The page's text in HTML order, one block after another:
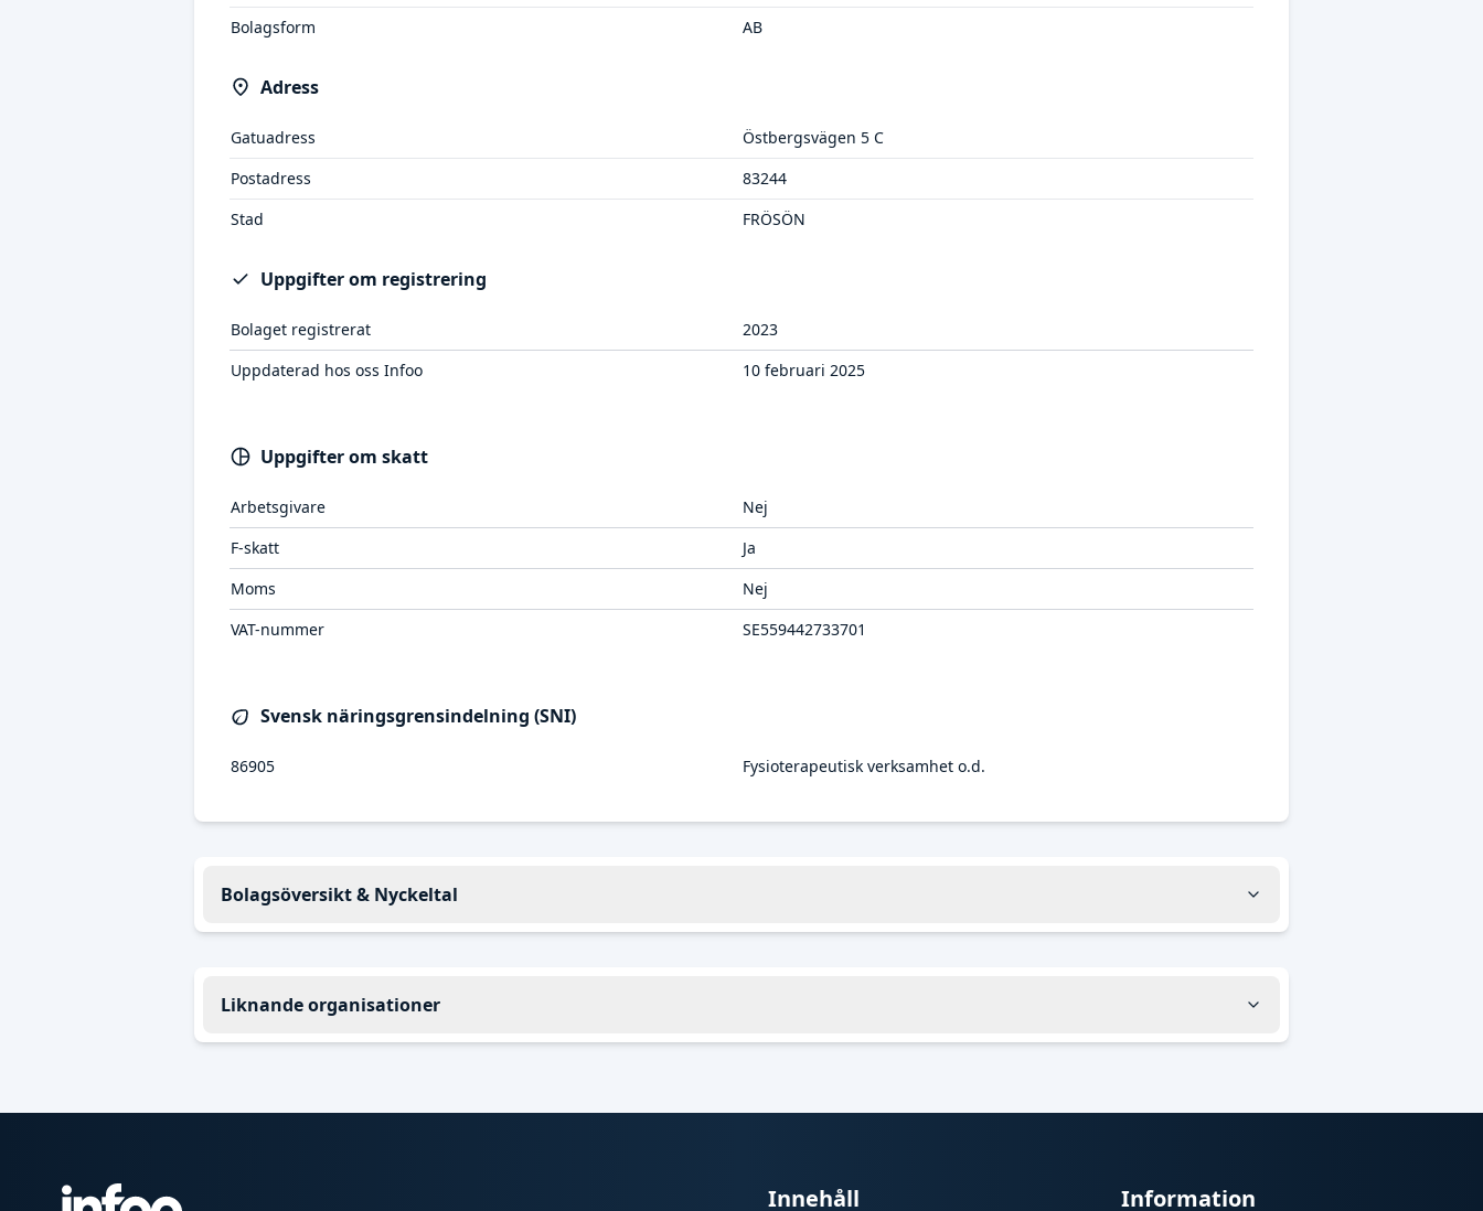
Bolagsform
AB
Adress
Gatuadress
Östbergsvägen 5 C
Postadress
83244
Stad
FRÖSÖN
Uppgifter om registrering
Bolaget registrerat
2023
Uppdaterad hos oss Infoo
10 februari 2025
Uppgifter om skatt
Arbetsgivare
Nej
F-skatt
Ja
Moms
Nej
VAT-nummer
SE559442733701
Svensk näringsgrensindelning (SNI)
86905 Fysioterapeutisk verksamhet o.d.
Bolagsöversikt & Nyckeltal
Liknande organisationer
Innehåll Information